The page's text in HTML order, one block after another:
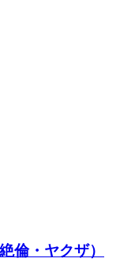
倫・ヤクザ）